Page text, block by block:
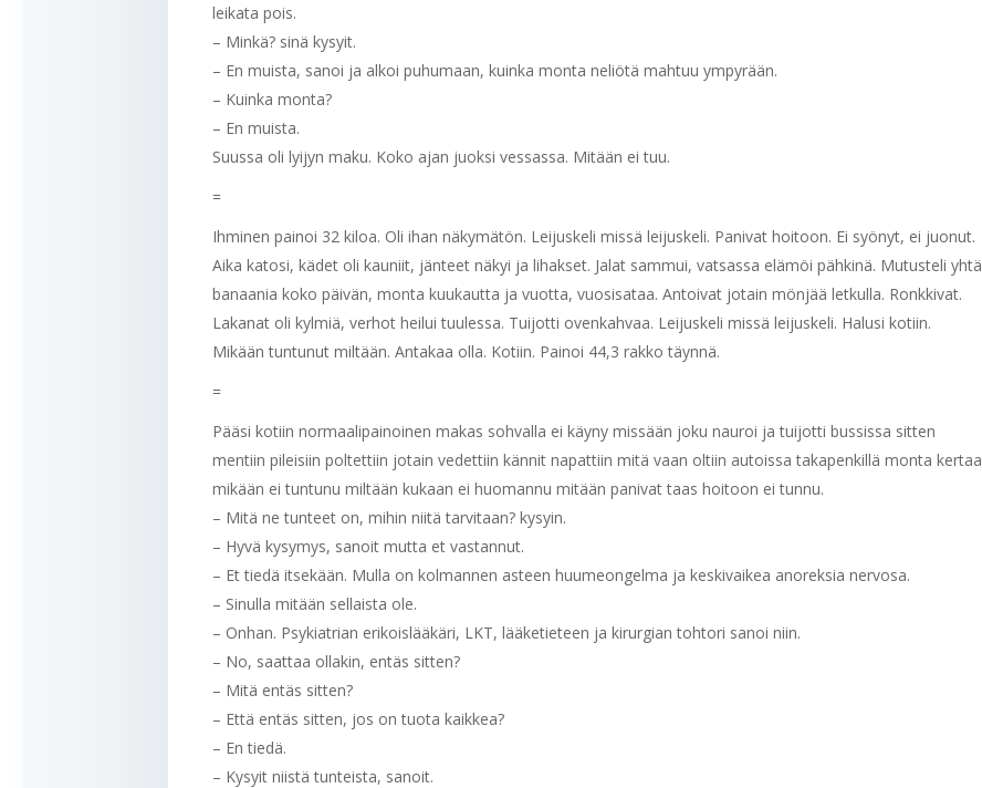
leikata pois.
– Minkä? sinä kysyit.
– En muista, sanoi ja alkoi puhumaan, kuinka monta neliötä mahtuu ympyrään.
– Kuinka monta?
– En muista.
Suussa oli lyijyn maku. Koko ajan juoksi vessassa. Mitään ei tuu.
=
Ihminen painoi 32 kiloa. Oli ihan näkymätön. Leijuskeli missä leijuskeli. Panivat hoitoon. Ei syönyt, ei juonut.
Aika katosi, kädet oli kauniit, jänteet näkyi ja lihakset. Jalat sammui, vatsassa elämöi pähkinä. Mutusteli yhtä
banaania koko päivän, monta kuukautta ja vuotta, vuosisataa. Antoivat jotain mönjää letkulla. Ronkkivat.
Lakanat oli kylmiä, verhot heilui tuulessa. Tuijotti ovenkahvaa. Leijuskeli missä leijuskeli. Halusi kotiin.
Mikään tuntunut miltään. Antakaa olla. Kotiin. Painoi 44,3 rakko täynnä.
=
Pääsi kotiin normaalipainoinen makas sohvalla ei käyny missään joku nauroi ja tuijotti bussissa sitten
mentiin pileisiin poltettiin jotain vedettiin kännit napattiin mitä vaan oltiin autoissa takapenkillä monta kertaa
mikään ei tuntunu miltään kukaan ei huomannu mitään panivat taas hoitoon ei tunnu.
– Mitä ne tunteet on, mihin niitä tarvitaan? kysyin.
– Hyvä kysymys, sanoit mutta et vastannut.
– Et tiedä itsekään. Mulla on kolmannen asteen huumeongelma ja keskivaikea anoreksia nervosa.
– Sinulla mitään sellaista ole.
– Onhan. Psykiatrian erikoislääkäri, LKT, lääketieteen ja kirurgian tohtori sanoi niin.
– No, saattaa ollakin, entäs sitten?
– Mitä entäs sitten?
– Että entäs sitten, jos on tuota kaikkea?
– En tiedä.
– Kysyit niistä tunteista, sanoit.